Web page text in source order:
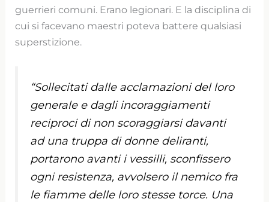
guerrieri comuni. Erano legionari. E la disciplina di
cui si facevano maestri poteva battere qualsiasi
superstizione.
“Sollecitati dalle acclamazioni del loro
generale e dagli incoraggiamenti
reciproci di non scoraggiarsi davanti
ad una truppa di donne deliranti,
portarono avanti i vessilli, sconfissero
ogni resistenza, avvolsero il nemico fra
le fiamme delle loro stesse torce. Una